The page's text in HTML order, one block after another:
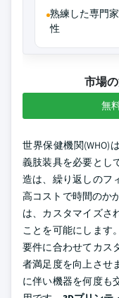
熟練した専門
性
市場
無
世界保健機関(WHO)
義肢装具を必要とし
造は、繰り返しのフ
高コストで時間のか
は、カスタマイズさ
ことを可能にします
要件に合わせてカス
者満足度を向上させ
に伴い機器を何度も